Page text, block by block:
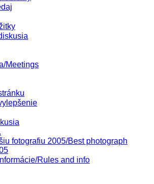
Meetings
fotografiu 2005/Best photograph
Rules and info